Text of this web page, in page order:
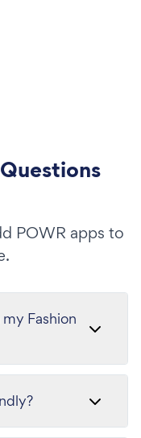
POWR apps to
Fashion